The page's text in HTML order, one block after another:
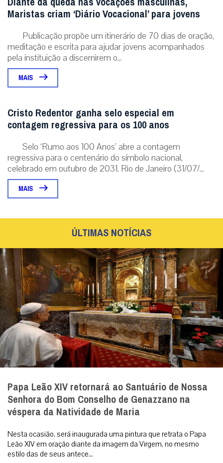
Maristas criam ‘Diário Vocacional’ para jovens
Publicação propõe um itinerário de 70 dias de oração,
meditação e escrita para ajudar jovens acompanhados
pela instituição a discernirem o...
MAIS
Cristo Redentor ganha selo especial em
contagem regressiva para os 100 anos
Selo ‘Rumo aos 100 Anos’ abre a contagem
regressiva para o centenário do símbolo nacional,
celebrado em outubro de 2031. Rio de Janeiro (31/07/...
MAIS
ÚLTIMAS NOTÍCIAS
Papa Leão XIV retornará ao Santuário de Nossa
Senhora do Bom Conselho de Genazzano na
véspera da Natividade de Maria
Nesta ocasião, será inaugurada uma pintura que retrata o Papa
Leão XIV em oração diante da imagem da Virgem, no mesmo
estilo das de seus antece...